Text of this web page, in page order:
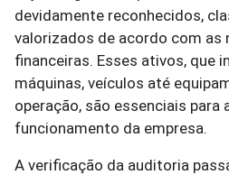
devidamente reconhecidos,
valorizados de acordo com as
financeiras. Esses ativos, que
máquinas, veículos até
operação, são essenciais para
funcionamento da empresa.
A verificação da auditoria